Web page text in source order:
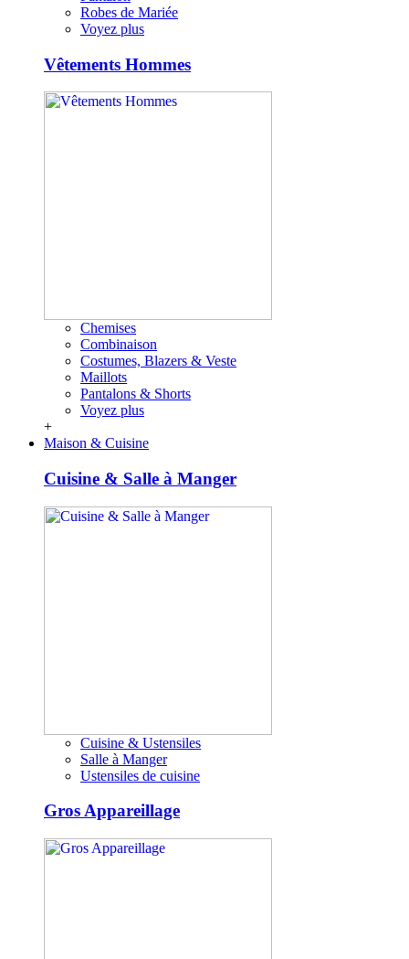
Robes de Mariée
Voyez plus
Vêtements Hommes
Chemises
Combinaison
Costumes, Blazers & Veste
Maillots
Pantalons & Shorts
Voyez plus
+
Maison & Cuisine
Cuisine & Salle à Manger
Cuisine & Ustensiles
Salle à Manger
Ustensiles de cuisine
Gros Appareillage